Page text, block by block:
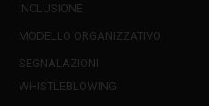
INCLUSIONE
MODELLO ORGANIZZATIVO
SEGNALAZIONI
WHISTLEBLOWING